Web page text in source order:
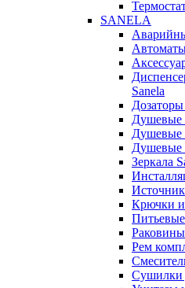
SANELA
Sanela
Душевые
Душевые
Душевые
Зеркала
Крючки и
Рем
Сушилки